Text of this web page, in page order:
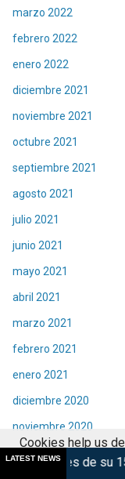
marzo 2022
febrero 2022
enero 2022
diciembre 2021
noviembre 2021
octubre 2021
septiembre 2021
agosto 2021
julio 2021
junio 2021
mayo 2021
abril 2021
marzo 2021
febrero 2021
enero 2021
diciembre 2020
noviembre 2020
LATEST NEWS
15° edición
Cookies help us
services, you